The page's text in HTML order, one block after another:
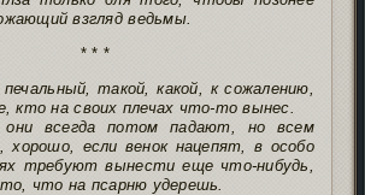
взгляд ведьмы.
* * *
такой, какой, к сожалению,
кто на своих плечах что-то вынес.
всегда потом падают, но всем
хорошо, если венок нацепят, в особо
требуют вынести еще что-нибудь,
что на псарню удерешь.